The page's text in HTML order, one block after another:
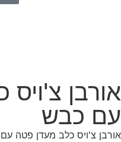
אורבן
עם כבש
אורבן צ'ויס כלב מעדן פטה עם כבש